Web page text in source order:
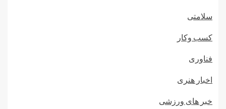
سلامتی
کسب وکار
فناوری
اخبار هنری
خبر های ورزشی